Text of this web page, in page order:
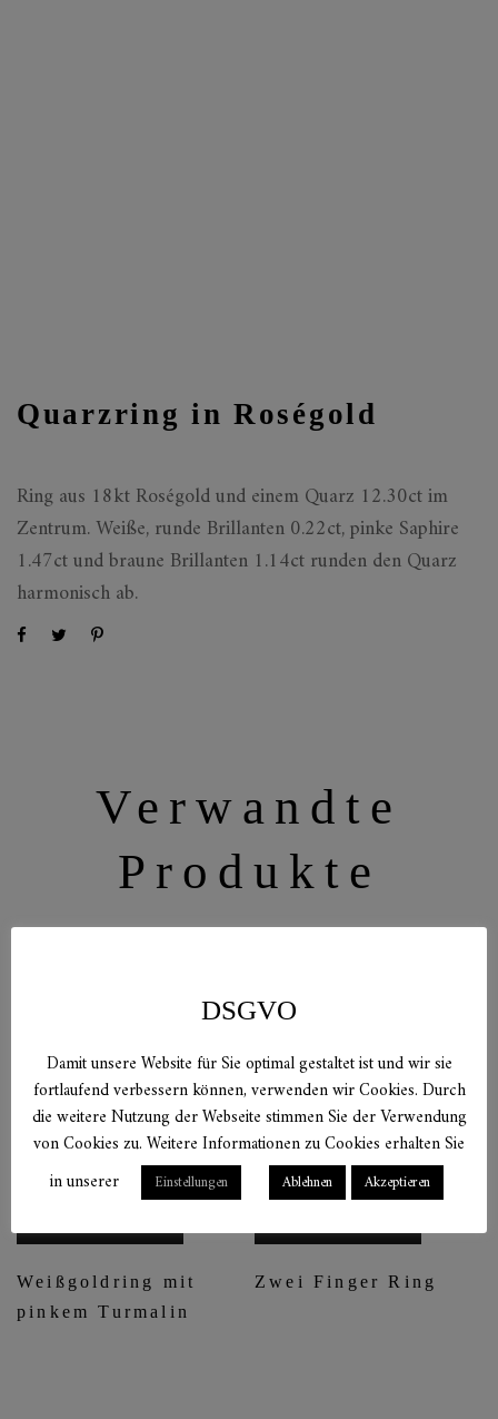
Quarzring in Roségold
Ring aus 18kt Roségold und einem Quarz 12.30ct im
Zentrum. Weiße, runde Brillanten 0.22ct, pinke Saphire
1.47ct und braune Brillanten 1.14ct runden den Quarz
harmonisch ab.
Verwandte
Produkte
Weißgoldring mit
pinkem Turmalin
Zwei Finger Ring
DSGVO
Damit unsere Website für Sie optimal gestaltet ist und wir sie
fortlaufend verbessern können, verwenden wir Cookies. Durch
die weitere Nutzung der Webseite stimmen Sie der Verwendung
von Cookies zu. Weitere Informationen zu Cookies erhalten Sie
in unserer
Einstellungen Ablehnen Akzeptieren